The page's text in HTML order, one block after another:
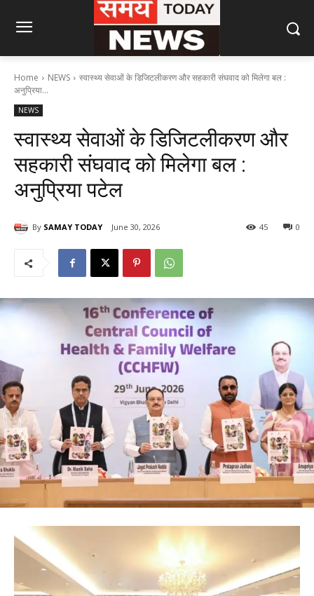
Home NEWS
स्वास्थ्य सेवाओं के डिजिटलीकरण और सहकारी संघवाद को मिलेगा बल :
अनुप्रिया...
NEWS
स्वास्थ्य सेवाओं के डिजिटलीकरण और
सहकारी संघवाद को मिलेगा बल :
अनुप्रिया पटेल
By SAMAY TODAY June 30, 2026 0
45